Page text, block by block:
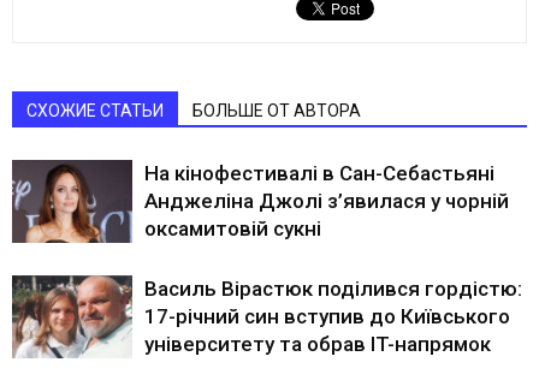
СХОЖИЕ СТАТЬИ БОЛЬШЕ ОТ АВТОРА
На кінофестивалі в Сан-Себастьяні
Анджеліна Джолі з’явилася у чорній
оксамитовій сукні
Василь Вірастюк поділився гордістю:
17-річний син вступив до Київського
університету та обрав IT-напрямок